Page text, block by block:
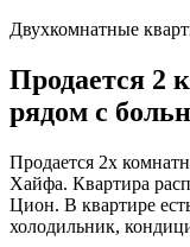
Двухкомнатные
Продается 2
рядом с
Продается 2х
Хайфа. Квартира
Цион. В квартире
холодильник,